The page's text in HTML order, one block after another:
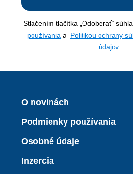
Stlačením tlačítka „Odoberať“
používania a Politikou ochrany
údajov
O novinách
Podmienky používania
Osobné údaje
Inzercia